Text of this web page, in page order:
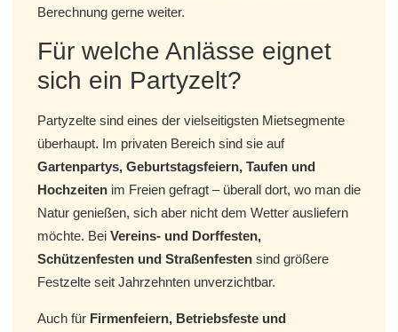
Berechnung gerne weiter.
Für welche Anlässe eignet
sich ein Partyzelt?
Partyzelte sind eines der vielseitigsten Mietsegmente
überhaupt. Im privaten Bereich sind sie auf
Gartenpartys, Geburtstagsfeiern, Taufen und
Hochzeiten im Freien gefragt – überall dort, wo man die
Natur genießen, sich aber nicht dem Wetter ausliefern
möchte. Bei Vereins- und Dorffesten,
Schützenfesten und Straßenfesten sind größere
Festzelte seit Jahrzehnten unverzichtbar.
Auch für Firmenfeiern, Betriebsfeste und